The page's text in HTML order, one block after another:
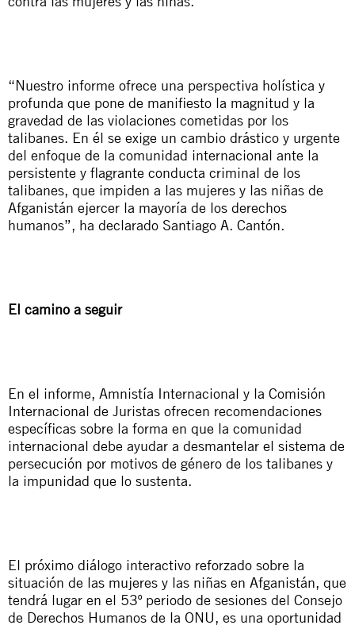
“Nuestro informe ofrece una perspectiva holística y
profunda que pone de manifiesto la magnitud y la
gravedad de las violaciones cometidas por los
talibanes. En él se exige un cambio drástico y urgente
del enfoque de la comunidad internacional ante la
persistente y flagrante conducta criminal de los
talibanes, que impiden a las mujeres y las niñas de
Afganistán ejercer la mayoría de los derechos
humanos”, ha declarado Santiago A. Cantón.
El camino a seguir
En el informe, Amnistía Internacional y la Comisión
Internacional de Juristas ofrecen recomendaciones
específicas sobre la forma en que la comunidad
internacional debe ayudar a desmantelar el sistema de
persecución por motivos de género de los talibanes y
la impunidad que lo sustenta.
El próximo diálogo interactivo reforzado sobre la
situación de las mujeres y las niñas en Afganistán, que
tendrá lugar en el 53º periodo de sesiones del Consejo
de Derechos Humanos de la ONU, es una oportunidad